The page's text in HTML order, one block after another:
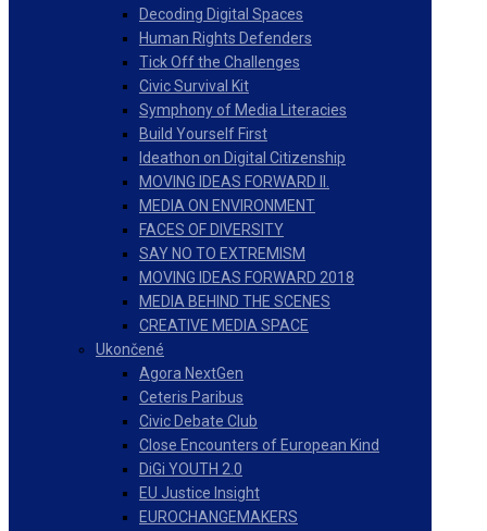
Decoding Digital Spaces
Human Rights Defenders
Tick Off the Challenges
Civic Survival Kit
Symphony of Media Literacies
Build Yourself First
Ideathon on Digital Citizenship
MOVING IDEAS FORWARD II.
MEDIA ON ENVIRONMENT
FACES OF DIVERSITY
SAY NO TO EXTREMISM
MOVING IDEAS FORWARD 2018
MEDIA BEHIND THE SCENES
CREATIVE MEDIA SPACE
Ukončené
Agora NextGen
Ceteris Paribus
Civic Debate Club
Close Encounters of European Kind
DiGi YOUTH 2.0
EU Justice Insight
EUROCHANGEMAKERS